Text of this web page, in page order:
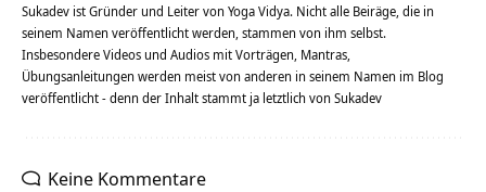
Sukadev ist Gründer und Leiter von Yoga Vidya. Nicht alle Beiräge, die in
seinem Namen veröffentlicht werden, stammen von ihm selbst.
Insbesondere Videos und Audios mit Vorträgen, Mantras,
Übungsanleitungen werden meist von anderen in seinem Namen im Blog
veröffentlicht - denn der Inhalt stammt ja letztlich von Sukadev
Keine Kommentare